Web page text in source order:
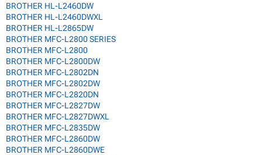
BROTHER HL-L2460DW
BROTHER HL-L2460DWXL
BROTHER HL-L2865DW
BROTHER MFC-L2800 SERIES
BROTHER MFC-L2800
BROTHER MFC-L2800DW
BROTHER MFC-L2802DN
BROTHER MFC-L2802DW
BROTHER MFC-L2820DN
BROTHER MFC-L2827DW
BROTHER MFC-L2827DWXL
BROTHER MFC-L2835DW
BROTHER MFC-L2860DW
BROTHER MFC-L2860DWE